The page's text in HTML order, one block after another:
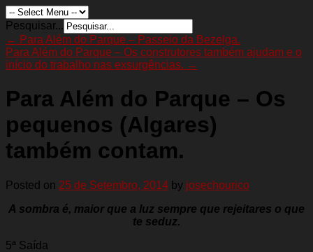
Pesquisar...
← Para Além do Parque – Passeio da Bezelga.
Para Além do Parque – Os construtores também ajudam e o
início do trabalho nas exsurgências. →
Para Além do Parque – Os
pequenos (Algares)
também contam.
Posted on 25 de Setembro, 2014 by josechourico
A sombra é, maior que a luz sempre que rejeitares o que
te seduz.
5ª Saída